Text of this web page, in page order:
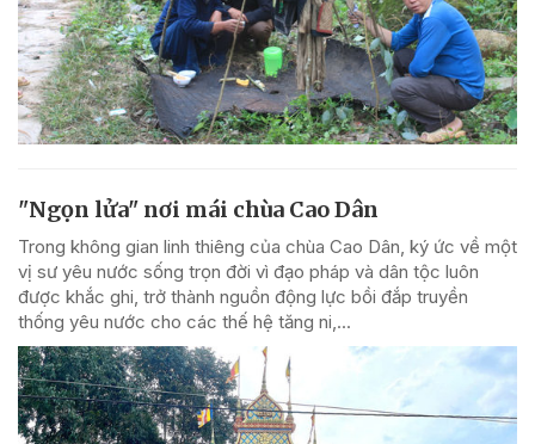
"Ngọn lửa" nơi mái chùa Cao Dân
Trong không gian linh thiêng của chùa Cao Dân, ký ức về một
vị sư yêu nước sống trọn đời vì đạo pháp và dân tộc luôn
được khắc ghi, trở thành nguồn động lực bồi đắp truyền
thống yêu nước cho các thế hệ tăng ni,...